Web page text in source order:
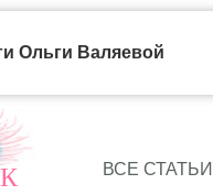
ВСЕ СТАТЬИ
Ольги Валяевой